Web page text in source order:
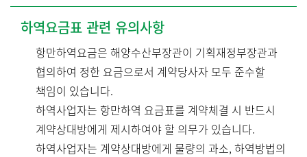
예선·도선
하역요금표 관련 유의사항
항만하역요금은 해양수산부장관이 기획재정부장관과
협의하여 정한 요금으로서 계약당사자 모두 준수할
책임이 있습니다.
하역사업자는 항만하역 요금표를 계약체결 시 반드시
계약상대방에게 제시하여야 할 의무가 있습니다.
하역사업자는 계약상대방에게 물량의 과소, 하역방법의